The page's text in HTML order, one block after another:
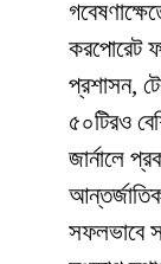
করপোরেট
প্রশাসন,
৫০টিরও
জার্নালে
সফলভাবে